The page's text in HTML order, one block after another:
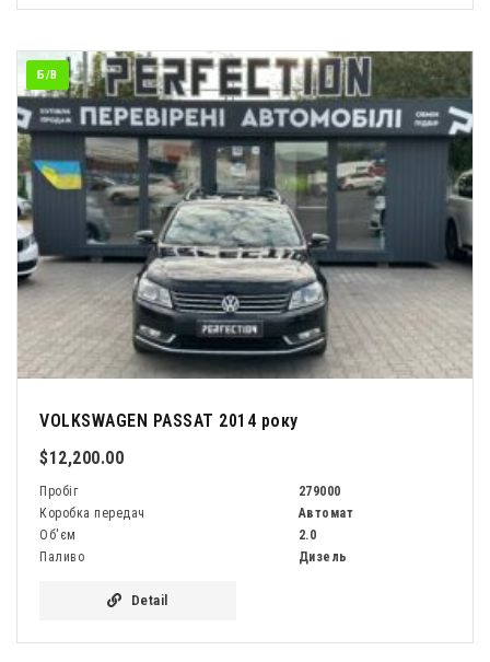
Б/В
VOLKSWAGEN PASSAT 2014 року
$12,200.00
Пробіг
279000
Коробка передач
Автомат
Об'єм
2.0
Паливо
Дизель
Detail